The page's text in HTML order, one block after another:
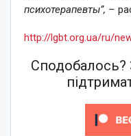
психотерапевты”, –
http://lgbt.org.ua/ru/